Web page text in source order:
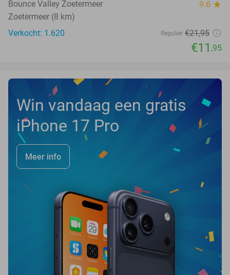
Bounce Valley Zoetermeer 9.6 star
Zoetermeer (8 km)
Verkocht: 1.620
Regulier €21,95
€11 ,95
Win vandaag een gratis
iPhone 17 Pro
Meer info